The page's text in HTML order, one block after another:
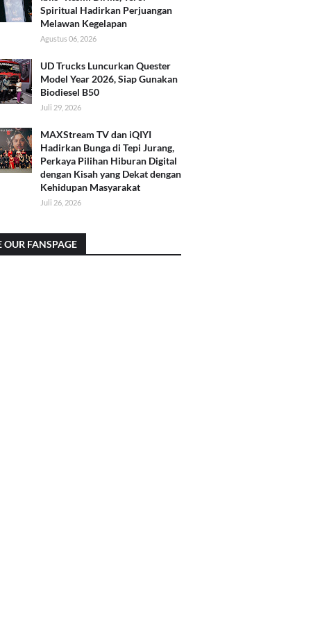
Spiritual Hadirkan Perjuangan
Melawan Kegelapan
Agustus 06, 2026
UD Trucks Luncurkan Quester
Model Year 2026, Siap Gunakan
Biodiesel B50
Juli 29, 2026
MAXStream TV dan iQIYI
Hadirkan Bunga di Tepi Jurang,
Perkaya Pilihan Hiburan Digital
dengan Kisah yang Dekat dengan
Kehidupan Masyarakat
Juli 26, 2026
OUR FANSPAGE